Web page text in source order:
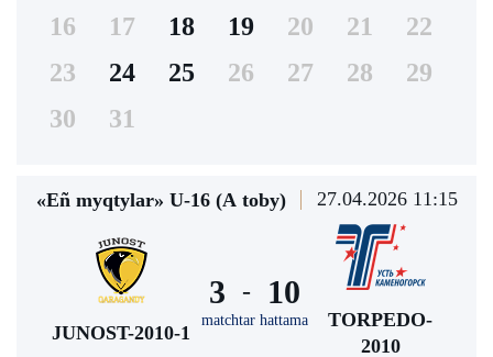
16
17 18 19 20 21
22
23
24 25 26 27 28
29
30
31
«Eñ myqtylar» U-16 (А toby) 27.04.2026 11:15
JUNOST-2010-1
3 -
matchtar hattama
10
TORPEDO-
2010